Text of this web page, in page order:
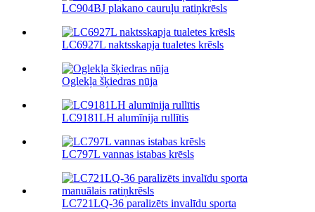
LC904BJ plakano cauruļu ratiņkrēsls
LC6927L naktsskapja tualetes krēsls
Oglekļa šķiedras nūja
LC9181LH alumīnija rullītis
LC797L vannas istabas krēsls
LC721LQ-36 paralizēts invalīdu sporta